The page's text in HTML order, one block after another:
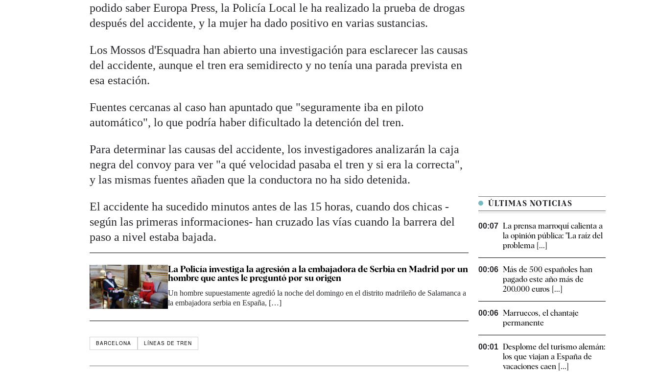
podido saber Europa Press, la Policía Local le ha realizado la prueba de drogas
después del accidente, y la mujer ha dado positivo en varias sustancias.
Los Mossos d'Esquadra han abierto una investigación para esclarecer las causas
del accidente, aunque el tren era semidirecto y no tenía una parada prevista en
esa estación.
Fuentes cercanas al caso han apuntado que "seguramente iba en piloto
automático", lo que podría haber dificultado la detención del tren.
Para determinar las causas del accidente, los investigadores analizarán la caja
negra del convoy para ver "a qué velocidad pasaba el tren y si era la correcta",
y las mismas fuentes añaden que la conductora no ha sido detenida.
El accidente ha sucedido minutos antes de las 15 horas, cuando dos chicas -
según las primeras informaciones- han cruzado las vías cuando la barrera del
paso a nivel estaba bajada.
La Policía investiga la agresión a la embajadora de Serbia en Madrid por un
hombre que antes le preguntó por su origen
Un hombre supuestamente agredió la noche del domingo en el distrito madrileño de Salamanca a
la embajadora serbia en España, […]
BARCELONA LÍNEAS DE TREN
ÚLTIMAS NOTICIAS
00:07 La prensa marroquí calienta a
la opinión pública: "La raíz del
problema [...]
00:06 Más de 500 españoles han
pagado este año más de
200.000 euros [...]
00:06 Marruecos, el chantaje
permanente
00:01 Desplome del turismo alemán:
los que viajan a España de
vacaciones caen [...]